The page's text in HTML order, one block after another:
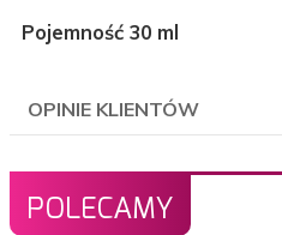
Pojemność 30 ml
OPINIE KLIENTÓW
POLECAMY